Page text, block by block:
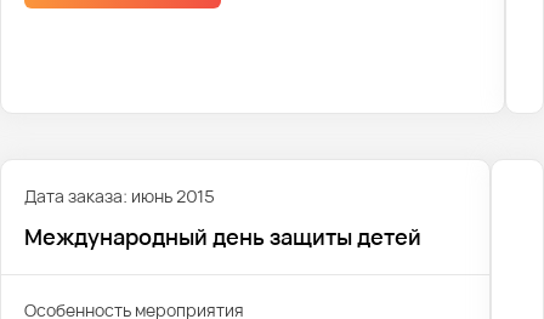
Дата заказа: июнь 2015
Международный день защиты детей
Особенность мероприятия